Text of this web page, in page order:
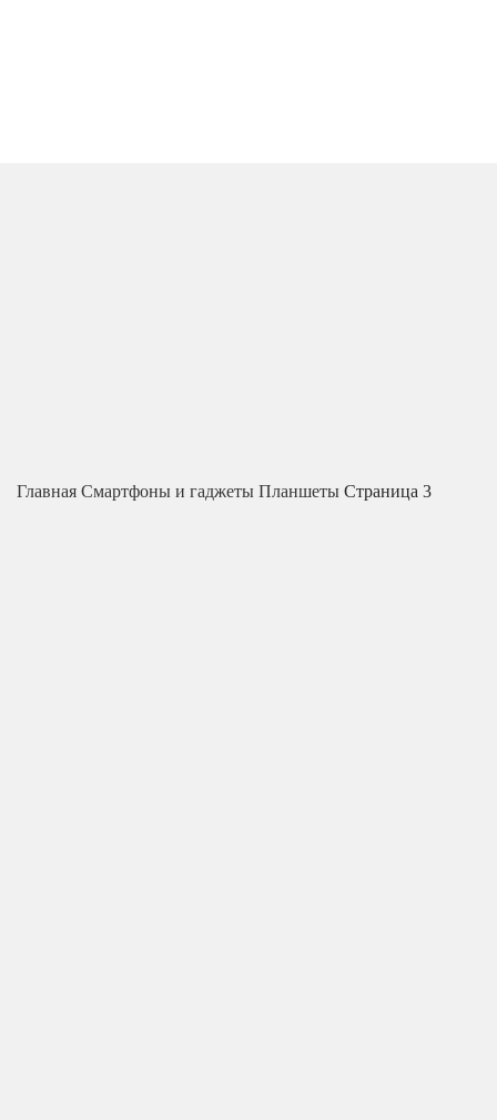
Главная Смартфоны и гаджеты Планшеты Страница 3